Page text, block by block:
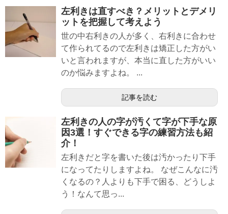
左利きは直すべき？メリットとデメリ
ットを把握して考えよう
世の中右利きの人が多く、右利きに合わせ
て作られてるので左利きは矯正した方がい
いと言われますが、本当に直した方がいい
のか悩みますよね。 ...
記事を読む
左利きの人の字が汚くて字が下手な原
因3選！すぐできる字の練習方法も紹
介！
左利きだと字を書いた後は汚かったり下手
になってたりしますよね。 なぜこんなに汚
くなるの？人よりも下手で困る、どうしよ
う！なんて思っ...